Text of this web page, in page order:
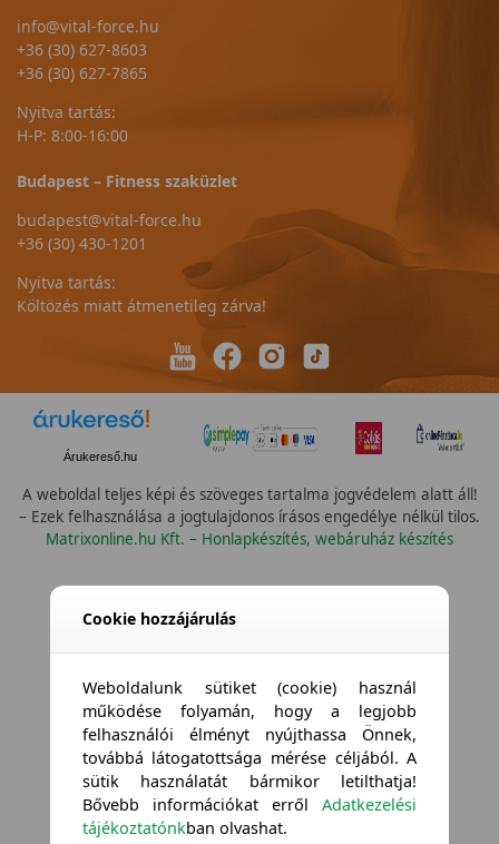
info@vital-force.hu
+36 (30) 627-8603
+36 (30) 627-7865
Nyitva tartás:
H-P: 8:00-16:00
Budapest – Fitness szaküzlet
budapest@vital-force.hu
+36 (30) 430-1201
Nyitva tartás:
Költözés miatt átmenetileg zárva!
Árukereső.hu
A weboldal teljes képi és szöveges tartalma jogvédelem alatt áll!
– Ezek felhasználása a jogtulajdonos írásos engedélye nélkül tilos.
Matrixonline.hu Kft. – Honlapkészítés, webáruház készítés
Cookie hozzájárulás
Weboldalunk sütiket (cookie) használ
működése folyamán, hogy a legjobb
felhasználói élményt nyújthassa Önnek,
továbbá látogatottsága mérése céljából. A
sütik használatát bármikor letilthatja!
Bővebb információkat errőlAdatkezelési
tájékoztatónkban olvashat.
Összes szín